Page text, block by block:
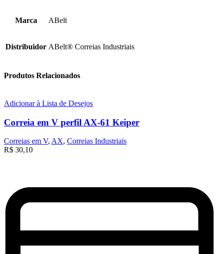
Marca ABelt
Distribuidor ABelt® Correias Industriais
Produtos Relacionados
Adicionar à Lista de Desejos
Correia em V perfil AX-61 Keiper
Correias em V, AX, Correias Industriais
R$ 30,10